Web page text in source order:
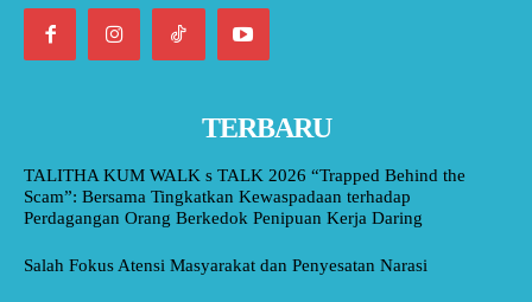
TERBARU
TALITHA KUM WALK s TALK 2026 “Trapped Behind the
Scam”: Bersama Tingkatkan Kewaspadaan terhadap
Perdagangan Orang Berkedok Penipuan Kerja Daring
Salah Fokus Atensi Masyarakat dan Penyesatan Narasi